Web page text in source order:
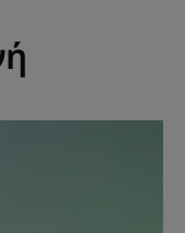
με πρόπολη
επιταχύνει και
πιο δυνατά,
πρώτες